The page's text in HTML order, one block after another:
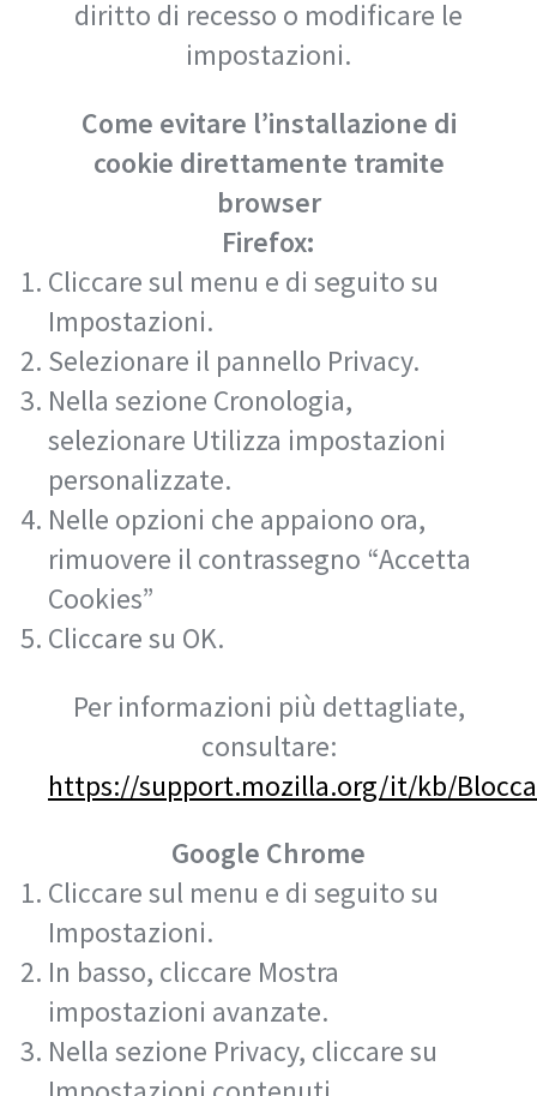
diritto di recesso o modificare le
impostazioni.
Come evitare l’installazione di
cookie direttamente tramite
browser
Firefox:
Cliccare sul menu e di seguito su
Impostazioni.
Selezionare il pannello Privacy.
Nella sezione Cronologia,
selezionare Utilizza impostazioni
personalizzate.
Nelle opzioni che appaiono ora,
rimuovere il contrassegno “Accetta
Cookies”
Cliccare su OK.
Per informazioni più dettagliate,
consultare:
https://support.mozilla.org/it/kb/
Google Chrome
Cliccare sul menu e di seguito su
Impostazioni.
In basso, cliccare Mostra
impostazioni avanzate.
Nella sezione Privacy, cliccare su